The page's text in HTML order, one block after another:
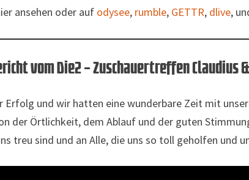
ansehen oder auf odysee, rumble, GETTR, dlive,
vom Die2 – Zuschauertreffen Claudius &
Erfolg und wir hatten eine wunderbare Zeit mit
der Örtlichkeit, dem Ablauf und der guten
treu sind und an Alle, die uns so toll geholfen und